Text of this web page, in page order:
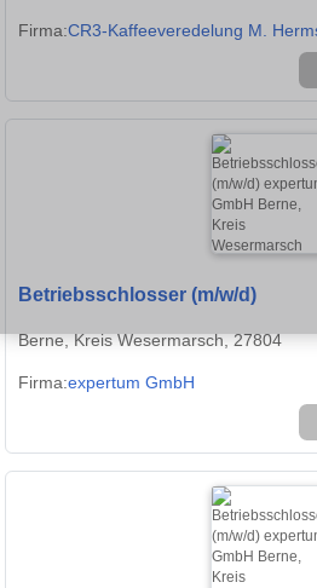
Firma:CR3-Kaffeeveredelung M.
Betriebsschlosser (m/w/d)
Berne, Kreis Wesermarsch, 27804
Firma:expertum GmbH